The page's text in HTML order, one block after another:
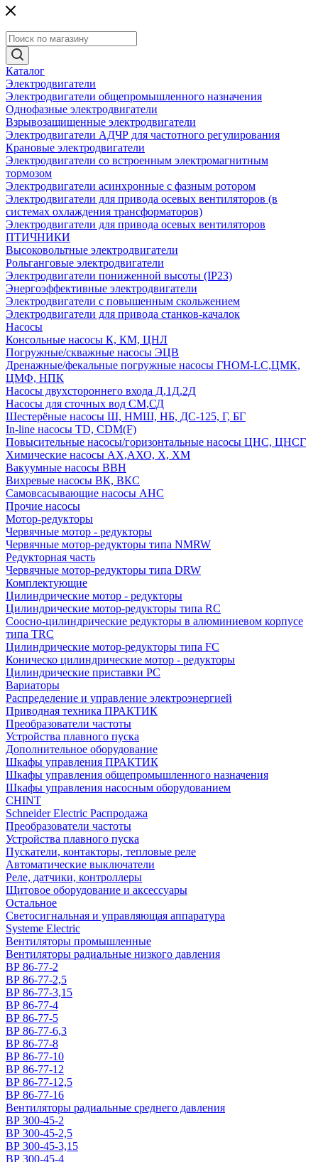
Каталог
Электродвигатели
Электродвигатели общепромышленного назначения
Однофазные электродвигатели
Взрывозащищенные электродвигатели
Электродвигатели АДЧР для частотного регулирования
Крановые электродвигатели
Электродвигатели со встроенным электромагнитным
тормозом
Электродвигатели асинхронные с фазным ротором
Электродвигатели для привода осевых вентиляторов (в
системах охлаждения трансформаторов)
Электродвигатели для привода осевых вентиляторов
ПТИЧНИКИ
Высоковольтные электродвигатели
Рольганговые электродвигатели
Электродвигатели пониженной высоты (IP23)
Энергоэффективные электродвигатели
Электродвигатели с повышенным скольжением
Электродвигатели для привода станков-качалок
Насосы
Консольные насосы К, КМ, ЦНЛ
Погружные/скважные насосы ЭЦВ
Дренажные/фекальные погружные насосы ГНОМ-LC,ЦМК,
ЦМФ, НПК
Насосы двухстороннего входа Д,1Д,2Д
Насосы для сточных вод СМ,СД
Шестерёные насосы Ш, НМШ, НБ, ДС-125, Г, БГ
In-line насосы TD, CDM(F)
Повысительные насосы/горизонтальные насосы ЦНС, ЦНСГ
Химические насосы АХ,АХО, Х, ХМ
Вакуумные насосы ВВН
Вихревые насосы ВК, ВКС
Самовсасывающие насосы АНС
Прочие насосы
Мотор-редукторы
Червячные мотор - редукторы
Червячные мотор-редукторы типа NMRW
Редукторная часть
Червячные мотор-редукторы типа DRW
Комплектующие
Цилиндрические мотор - редукторы
Цилиндрические мотор-редукторы типа RC
Соосно-цилиндрические редукторы в алюминиевом корпусе
типа TRC
Цилиндрические мотор-редукторы типа FC
Коническо цилиндрические мотор - редукторы
Цилиндрические приставки PC
Вариаторы
Распределение и управление электроэнергией
Приводная техника ПРАКТИК
Преобразователи частоты
Устройства плавного пуска
Дополнительное оборудование
Шкафы управления ПРАКТИК
Шкафы управления общепромышленного назначения
Шкафы управления насосным оборудованием
CHINT
Schneider Electric Распродажа
Преобразователи частоты
Устройства плавного пуска
Пускатели, контакторы, тепловые реле
Автоматические выключатели
Реле, датчики, контроллеры
Щитовое оборудование и аксессуары
Остальное
Светосигнальная и управляющая аппаратура
Systeme Electric
Вентиляторы промышленные
Вентиляторы радиальные низкого давления
ВР 86-77-2
ВР 86-77-2,5
ВР 86-77-3,15
ВР 86-77-4
ВР 86-77-5
ВР 86-77-6,3
ВР 86-77-8
ВР 86-77-10
ВР 86-77-12
ВР 86-77-12,5
ВР 86-77-16
Вентиляторы радиальные среднего давления
ВР 300-45-2
ВР 300-45-2,5
ВР 300-45-3,15
ВР 300-45-4